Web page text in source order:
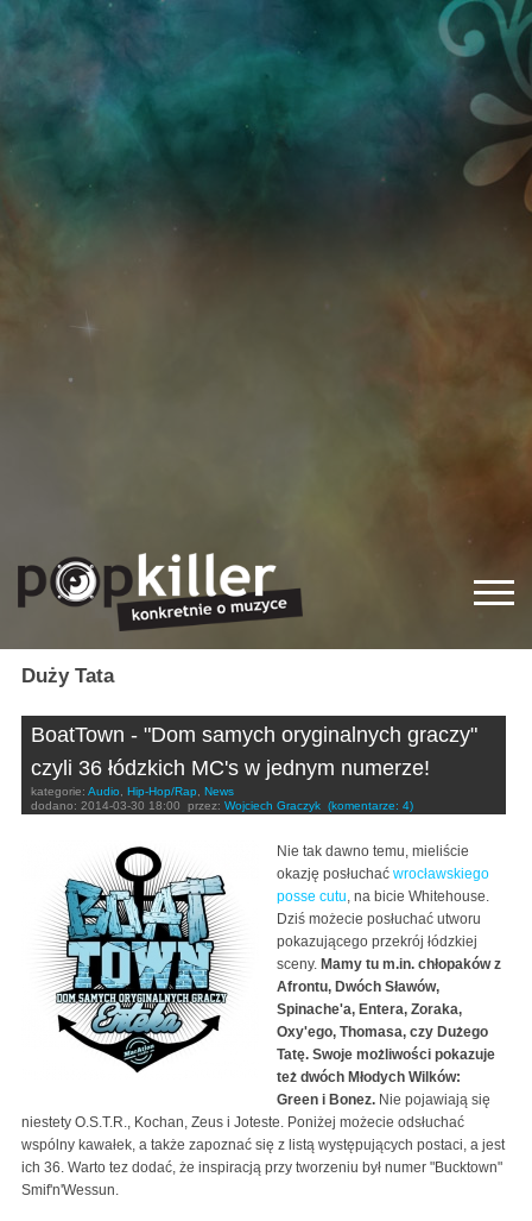
Duży Tata
BoatTown - "Dom samych oryginalnych graczy"
czyli 36 łódzkich MC's w jednym numerze!
kategorie: Audio, Hip-Hop/Rap, News
dodano: 2014-03-30 18:00 przez: Wojciech Graczyk (komentarze: 4)
Nie tak dawno temu, mieliście
okazję posłuchać wrocławskiego
posse cutu, na bicie Whitehouse.
Dziś możecie posłuchać utworu
pokazującego przekrój łódzkiej
sceny. Mamy tu m.in. chłopaków z
Afrontu, Dwóch Sławów,
Spinache'a, Entera, Zoraka,
Oxy'ego, Thomasa, czy Dużego
Tatę. Swoje możliwości pokazuje
też dwóch Młodych Wilków:
Green i Bonez. Nie pojawiają się
niestety O.S.T.R., Kochan, Zeus i Joteste. Poniżej możecie odsłuchać
wspólny kawałek, a także zapoznać się z listą występujących postaci, a jest
ich 36. Warto tez dodać, że inspiracją przy tworzeniu był numer "Bucktown"
Smif'n'Wessun.